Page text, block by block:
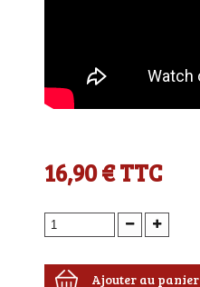
16,90 €TTC
Ajouter au panier